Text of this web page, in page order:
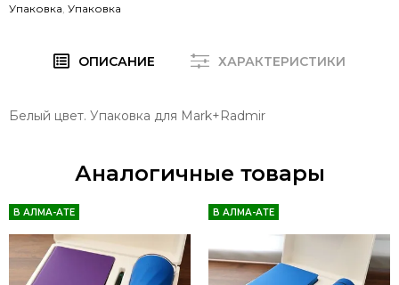
Упаковка Упаковка
ОПИСАНИЕ ХАРАКТЕРИСТИКИ
Белый цвет. Упаковка для Mark+Radmir
Аналогичные товары
В АЛМА-АТЕ В АЛМА-АТЕ